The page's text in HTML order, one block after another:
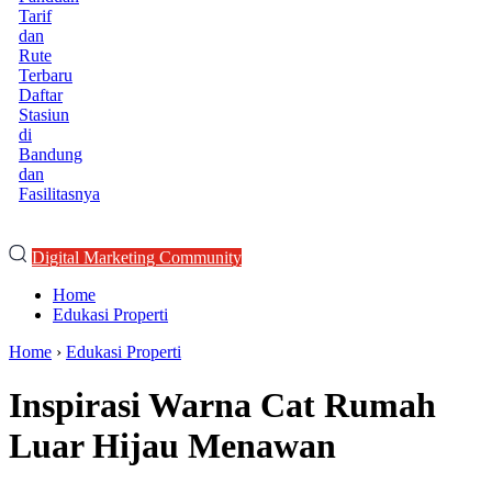
Tarif
dan
Rute
Terbaru
Daftar
Stasiun
di
Bandung
dan
Fasilitasnya
Digital Marketing Community
Home
Edukasi Properti
Home › Edukasi Properti
Inspirasi Warna Cat Rumah
Luar Hijau Menawan